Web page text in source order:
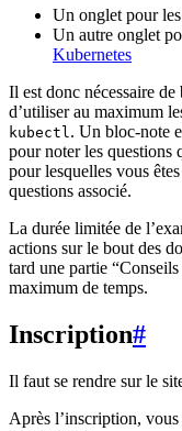
Un onglet pour
Un autre onglet
Kubernetes
Il est donc nécessaire
d’utiliser au maximum
kubectl. Un bloc-note
pour noter les questions
pour lesquelles vous
questions associé.
La durée limitée de
actions sur le bout des
tard une partie
maximum de temps.
Inscription#
Il faut se rendre sur le
Après l’inscription,